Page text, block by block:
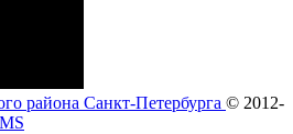
района Санкт-Петербурга © 2012-